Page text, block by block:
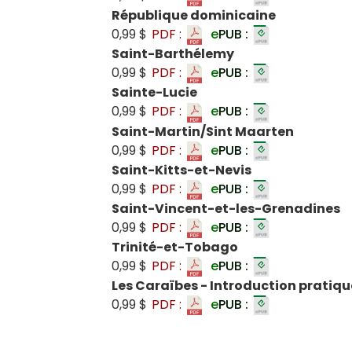
République dominicaine
0,99 $ PDF : ePUB :
Saint-Barthélemy
0,99 $ PDF : ePUB :
Sainte-Lucie
0,99 $ PDF : ePUB :
Saint-Martin/Sint Maarten
0,99 $ PDF : ePUB :
Saint-Kitts-et-Nevis
0,99 $ PDF : ePUB :
Saint-Vincent-et-les-Grenadines
0,99 $ PDF : ePUB :
Trinité-et-Tobago
0,99 $ PDF : ePUB :
Les Caraïbes - Introduction
0,99 $ PDF : ePUB :